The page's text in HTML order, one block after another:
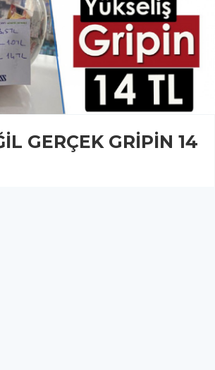
GERÇEK GRİPİN 14